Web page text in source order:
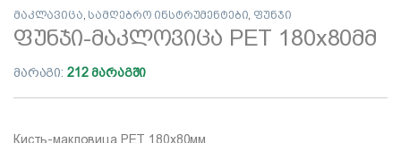
მაკლავიცა, სამღებრო ინსტრუმენტები, ფუნჯი
ფუნჯი-მაკლოვიცა PET 180х80მმ
მარაგი: 212 მარაგში
Кисть-макловица PET 180х80мм